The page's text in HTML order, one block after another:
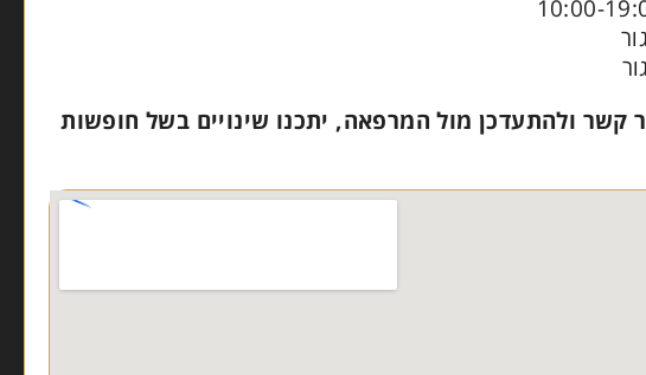
קשר ולהתעדכן מול המרפאה, יתכנו שינויים בשל חופשות